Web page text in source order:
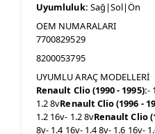
Uyumluluk: Sağ|Sol|Ön
OEM NUMARALARI
7700829529
8200053795
UYUMLU ARAÇ MODELLERİ
Renault Clio (1990 - 1995):-
1.2 8vRenault Clio (1996 -
1.2 16v- 1.2 8vRenault Clio
8v- 1.4 16v- 1.4 8v- 1.6 16v-